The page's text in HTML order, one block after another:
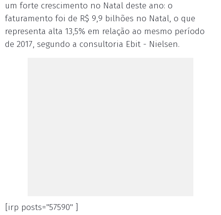
um forte crescimento no Natal deste ano: o
faturamento foi de R$ 9,9 bilhões no Natal, o que
representa alta 13,5% em relação ao mesmo período
de 2017, segundo a consultoria Ebit - Nielsen.
[irp posts="57590" ]